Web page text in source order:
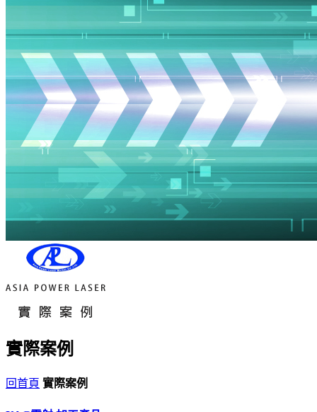
實際案例
回首頁 實際案例